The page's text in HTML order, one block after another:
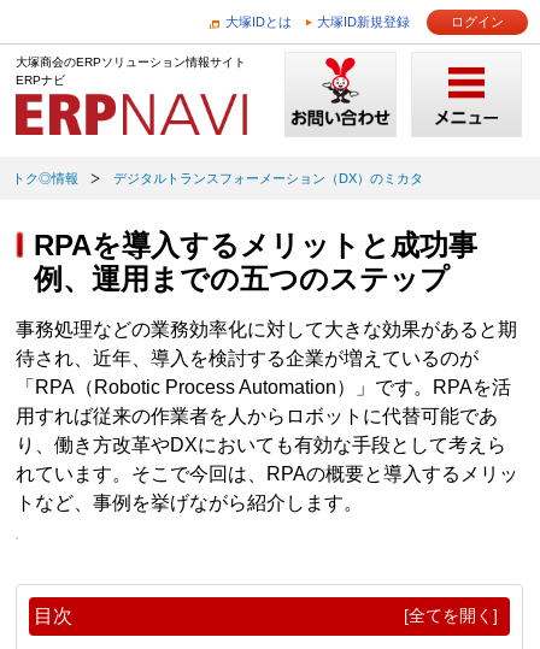
大塚IDとは 大塚ID新規登録 ログイン
大塚商会のERPソリューション情報サイト
ERPナビ
トク◎情報 デジタルトランスフォーメーション（DX）のミカタ
RPAを導入するメリットと成功事
例、運用までの五つのステップ
事務処理などの業務効率化に対して大きな効果があると期
待され、近年、導入を検討する企業が増えているのが
「RPA（Robotic Process Automation）」です。RPAを活
用すれば従来の作業者を人からロボットに代替可能であ
り、働き方改革やDXにおいても有効な手段として考えら
れています。そこで今回は、RPAの概要と導入するメリッ
トなど、事例を挙げながら紹介します。
目次 [全てを開く]